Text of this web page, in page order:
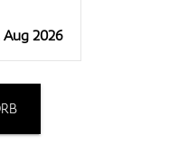
Aug 2026